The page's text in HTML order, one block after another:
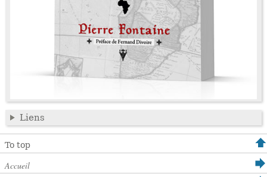
Liens
To top
Accueil